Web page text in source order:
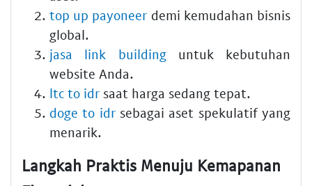
top up payoneer demi kemudahan bisnis
global.
jasa link buildinguntuk kebutuhan
website Anda.
ltc to idr saat harga sedang tepat.
doge to idrsebagai aset spekulatif yang
menarik.
Langkah Praktis Menuju Kemapanan